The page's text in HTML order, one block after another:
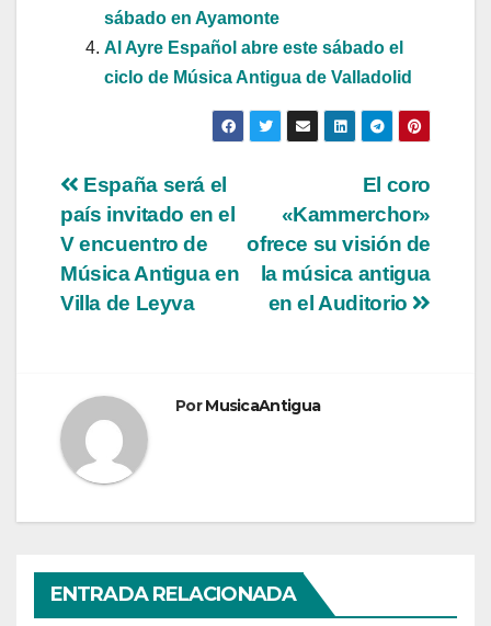
sábado en Ayamonte
Al Ayre Español abre este sábado el
ciclo de Música Antigua de Valladolid
Navegación
de
entradas
El coro
«Kammerchor»
ofrece su visión de
la música antigua
en el Auditorio
España será el
país invitado en el
V encuentro de
Música Antigua en
Villa de Leyva
PorMusicaAntigua
ENTRADA RELACIONADA